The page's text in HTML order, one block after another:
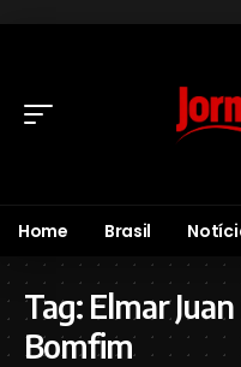
Home Brasil
Tag: Elmar
Bomfim